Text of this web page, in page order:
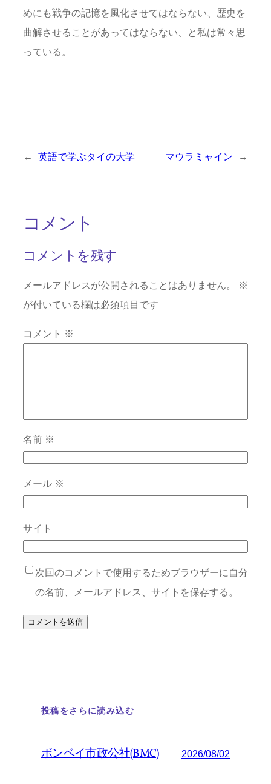
めにも戦争の記憶を風化させてはならない、歴史を
曲解させることがあってはならない、と私は常々思
っている。
← 英語で学ぶタイの大学 マウラミャイン →
コメント
コメントを残す
メールアドレスが公開されることはありません。
※
が付いている欄は必須項目です
コメント ※
名前 ※
メール ※
サイト
次回のコメントで使用するためブラウザーに自分
の名前、メールアドレス、サイトを保存する。
投稿をさらに読み込む
ボンベイ市政公社(BMC) 2026/08/02